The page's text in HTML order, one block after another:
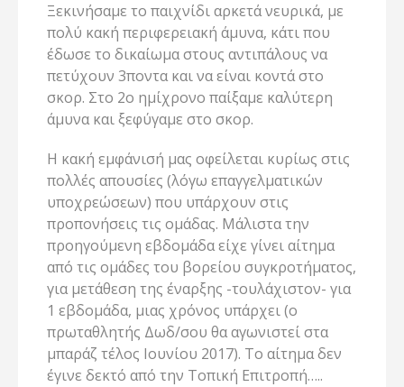
Ξεκινήσαμε το παιχνίδι αρκετά νευρικά, με
πολύ κακή περιφερειακή άμυνα, κάτι που
έδωσε το δικαίωμα στους αντιπάλους να
πετύχουν 3ποντα και να είναι κοντά στο
σκορ. Στο 2ο ημίχρονο παίξαμε καλύτερη
άμυνα και ξεφύγαμε στο σκορ.
Η κακή εμφάνισή μας οφείλεται κυρίως στις
πολλές απουσίες (λόγω επαγγελματικών
υποχρεώσεων) που υπάρχουν στις
προπονήσεις τις ομάδας. Μάλιστα την
προηγούμενη εβδομάδα είχε γίνει αίτημα
από τις ομάδες του βορείου συγκροτήματος,
για μετάθεση της έναρξης -τουλάχιστον- για
1 εβδομάδα, μιας χρόνος υπάρχει (ο
πρωταθλητής Δωδ/σου θα αγωνιστεί στα
μπαράζ τέλος Ιουνίου 2017). Το αίτημα δεν
έγινε δεκτό από την Τοπική Επιτροπή…..